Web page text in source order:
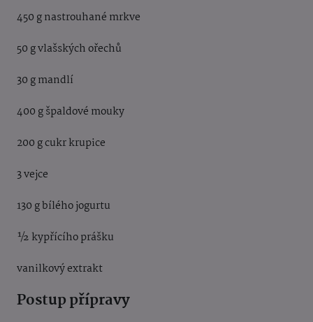
450 g nastrouhané mrkve
50 g vlašských ořechů
30 g mandlí
400 g špaldové mouky
200 g cukr krupice
3 vejce
130 g bílého jogurtu
½ kypřícího prášku
vanilkový extrakt
Postup přípravy